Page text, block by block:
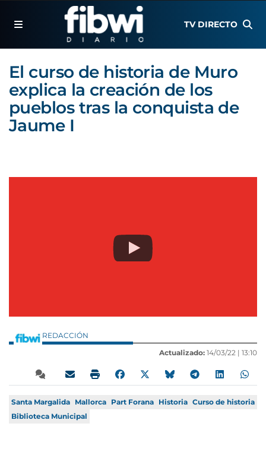
TV DIRECTO
El curso de historia de Muro
explica la creación de los
pueblos tras la conquista de
Jaume I
REDACCIÓN
Actualizado: 14/03/22 | 13:10
Santa Margalida Mallorca Part Forana Historia Curso de historia
Biblioteca Municipal